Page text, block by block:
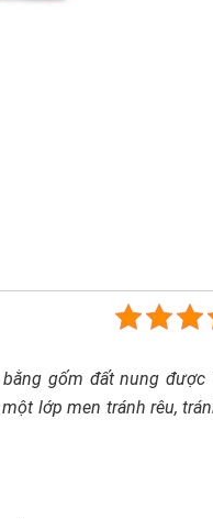
gốm đất nung được
lớp men tránh rêu,